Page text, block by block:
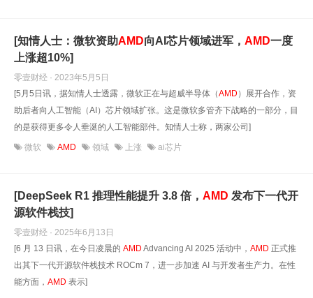
[知情人士：微软资助AMD向AI芯片领域进军， AMD一度
上涨超10%]
零壹财经 · 2023年5月5日
[5月5日讯，据知情人士透露，微软正在与超威半导体（AMD ）展开合作，资
助后者向人工智能（AI）芯片领域扩张。这是微软多管齐下战略的一部分，目
的是获得更多令人垂涎的人工智能部件。知情人士称，两家公司]
微软 AMD 领域 上涨 ai芯片
[DeepSeek R1 推理性能提升 3.8 倍， AMD 发布下一代开
源软件栈技]
零壹财经 · 2025年6月13日
[6 月 13 日讯，在今日凌晨的 AMD Advancing AI 2025 活动中， AMD 正式推
出其下一代开源软件栈技术 ROCm 7，进一步加速 AI 与开发者生产力。在性
能方面， AMD 表示]